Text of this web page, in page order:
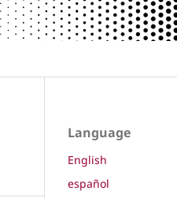
Language
English
español